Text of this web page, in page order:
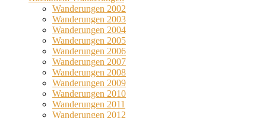
Wanderungen 2002
Wanderungen 2003
Wanderungen 2004
Wanderungen 2005
Wanderungen 2006
Wanderungen 2007
Wanderungen 2008
Wanderungen 2009
Wanderungen 2010
Wanderungen 2011
Wanderungen 2012